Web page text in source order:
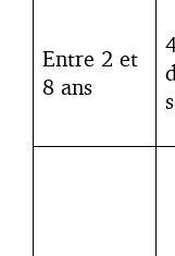
Entre 2 et
8 ans